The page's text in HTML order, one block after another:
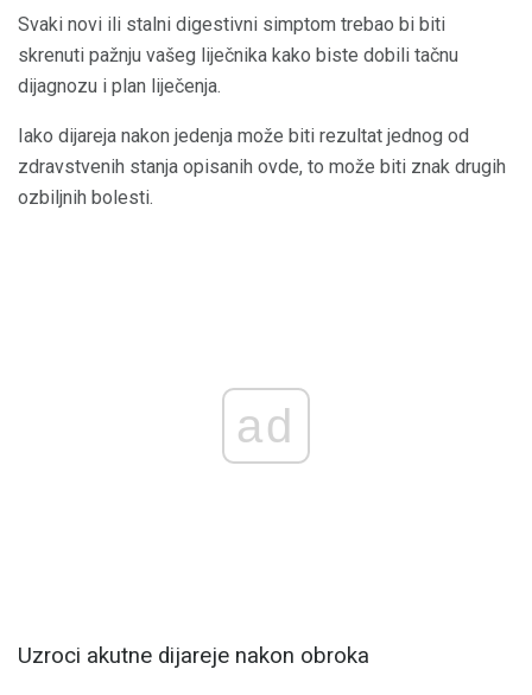
Svaki novi ili stalni digestivni simptom trebao bi biti
skrenuti pažnju vašeg liječnika kako biste dobili tačnu
dijagnozu i plan liječenja.
Iako dijareja nakon jedenja može biti rezultat jednog od
zdravstvenih stanja opisanih ovde, to može biti znak drugih
ozbiljnih bolesti.
ad
Uzroci akutne dijareje nakon obroka